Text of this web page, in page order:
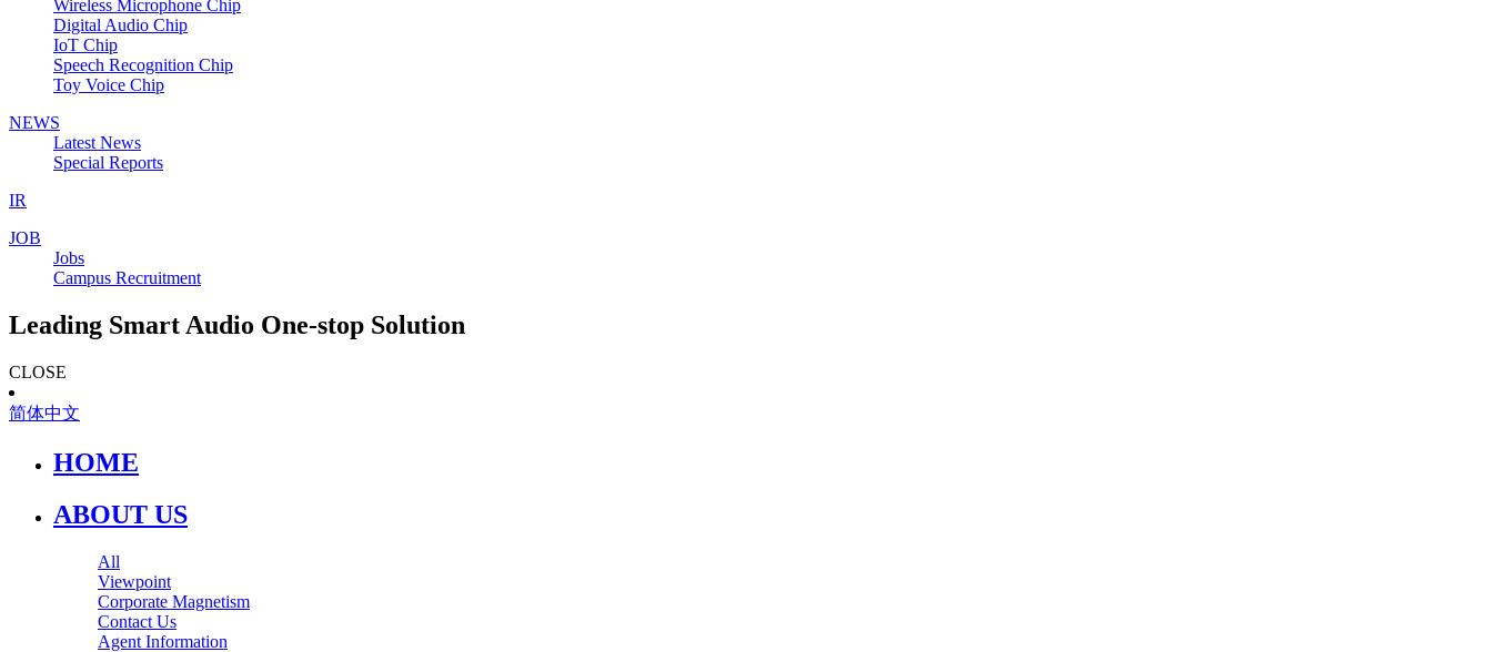
Wireless Microphone Chip
Digital Audio Chip
IoT Chip
Speech Recognition Chip
Toy Voice Chip
NEWS
Latest News
Special Reports
IR
JOB
Jobs
Campus Recruitment
Leading Smart Audio One-stop Solution
CLOSE
简体中文
HOME
ABOUT US
All
Viewpoint
Corporate Magnetism
Contact Us
Agent Information